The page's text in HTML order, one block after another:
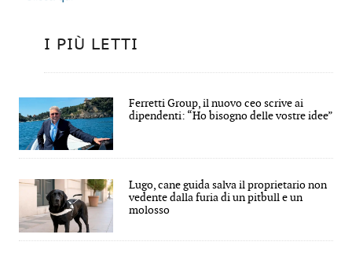
I PIÙ LETTI
Ferretti Group, il nuovo ceo scrive ai
dipendenti: “Ho bisogno delle vostre idee”
Lugo, cane guida salva il proprietario non
vedente dalla furia di un pitbull e un
molosso